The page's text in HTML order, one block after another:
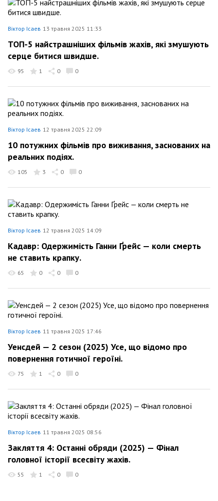
Віктор Ісаев 13 травня 2025 11:33
ТОП-5 найстрашніших фільмів жахів, які змушують
серце битися швидше.
95 1 0 0
Віктор Ісаев 12 травня 2025 22:09
10 потужних фільмів про виживання, заснованих на
реальних подіях.
105 3 0 0
Віктор Ісаев 12 травня 2025 14:09
Кадавр: Одержимість Ганни Ґрейс — коли смерть
не ставить крапку.
65 0 0 0
Віктор Ісаев 11 травня 2025 17:46
Уенсдей — 2 сезон (2025) Усе, що відомо про
повернення готичної героїні.
75 1 0 0
Віктор Ісаев 11 травня 2025 08:56
Закляття 4: Останні обряди (2025) — Фінал
головної історії всесвіту жахів.
55 1 0 0